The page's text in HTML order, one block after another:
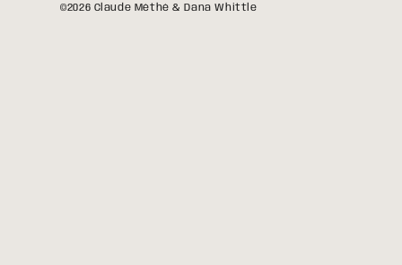
©2026 Claude Méthé & Dana Whittle